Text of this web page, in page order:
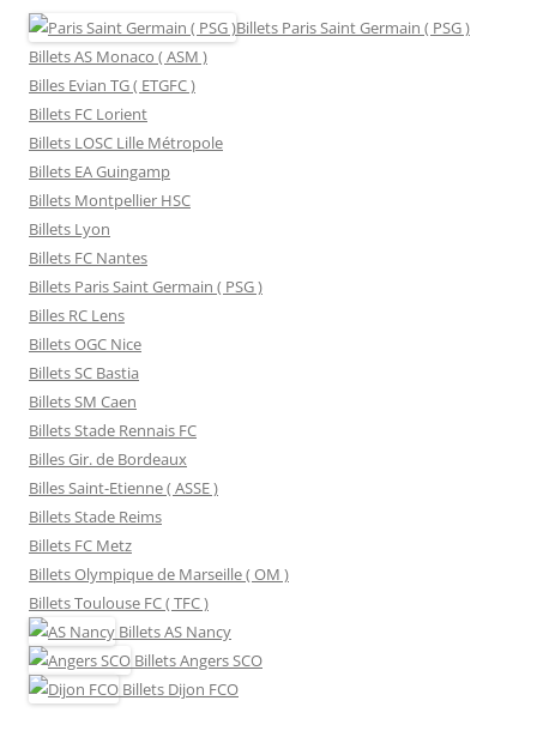
Billets Paris Saint Germain ( PSG )
Billets AS Monaco ( ASM )
Billes Evian TG ( ETGFC )
Billets FC Lorient
Billets LOSC Lille Métropole
Billets EA Guingamp
Billets Montpellier HSC
Billets Lyon
Billets FC Nantes
Billets Paris Saint Germain ( PSG )
Billes RC Lens
Billets OGC Nice
Billets SC Bastia
Billets SM Caen
Billets Stade Rennais FC
Billes Gir. de Bordeaux
Billes Saint-Etienne ( ASSE )
Billets Stade Reims
Billets FC Metz
Billets Olympique de Marseille ( OM )
Billets Toulouse FC ( TFC )
BilletsAS Nancy
BilletsAngers SCO
Billets Dijon FCO